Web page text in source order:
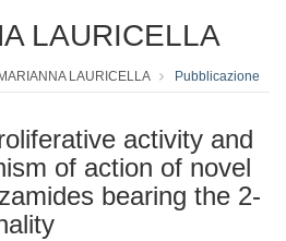
LAURICELLA
MARIANNA LAURICELLA Pubblicazione
activity and
of action of novel
bearing the 2-